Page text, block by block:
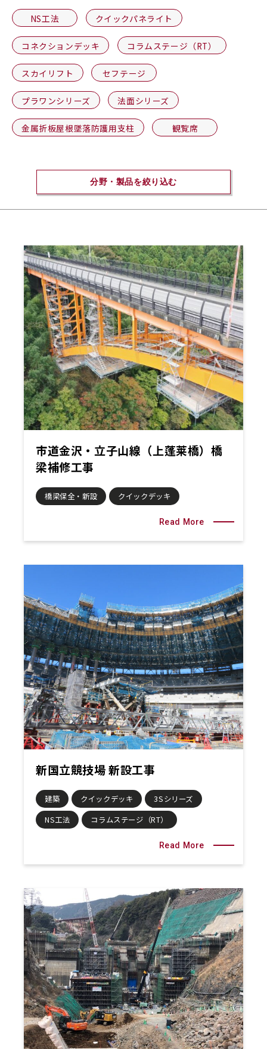
NS工法 クイックパネライト
コネクションデッキ コラムステージ（RT）
スカイリフト セフテージ
プラワンシリーズ 法面シリーズ
金属折板屋根墜落防護用支柱 観覧席
市道金沢・立子山線（上蓬莱橋）橋
梁補修工事
橋梁保全・新設 クイックデッキ
Read More
新国立競技場 新設工事
建築 クイックデッキ
3Sシリーズ
NS工法
コラムステージ（RT）
Read More